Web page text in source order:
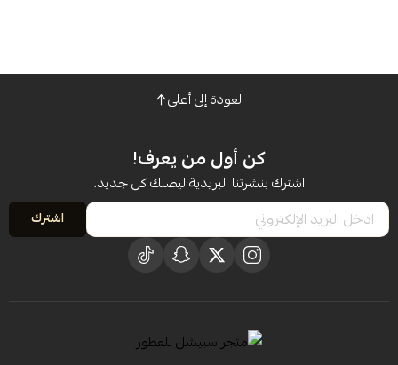
العودة إلى أعلى
كن أول من يعرف!
اشترك بنشرتنا البريدية ليصلك كل جديد.
اشترك